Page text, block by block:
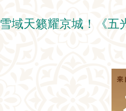
雪域天籁耀京城！《五